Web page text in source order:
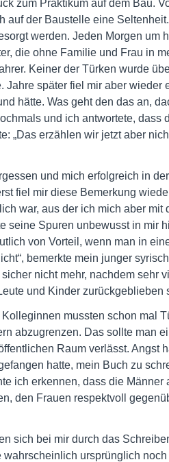
zum Praktikum auf dem Bau.
auf der Baustelle eine
werden. Jeden Morgen um
die ohne Familie und Frau in
Keiner der Türken wurde
Jahre später fiel mir aber wieder
hätte. Was geht den das an,
und ich antwortete, dass
„Das erzählen wir jetzt aber
und mich erfolgreich in
fiel mir diese Bemerkung
war, aus der ich mich aber mit
seine Spuren unbewusst in mir
von Vorteil, wenn man in
bemerkte mein junger
nicht mehr, nachdem sehr
und Kinder zurückgeblieben
mussten schon mal
abzugrenzen. Das sollte man
Raum verlässt. Angst
hatte, mein Buch zu
ich erkennen, dass die
den Frauen respektvoll
sich bei mir durch das
ursprünglich